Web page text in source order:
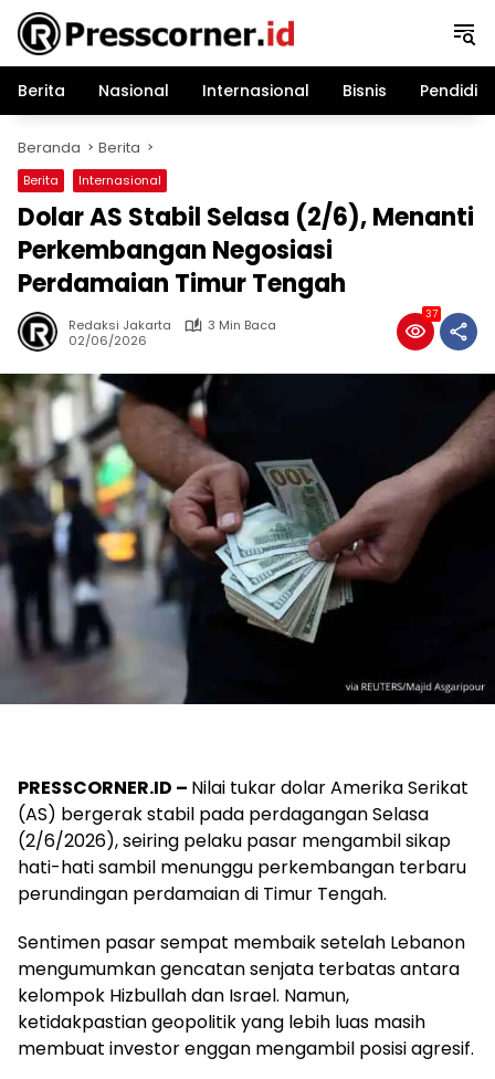
Langsung
konten
Berita
Nasional Internasional Bisnis
Beranda Berita
Berita Internasional
Dolar AS Stabil Selasa (2/6), Menanti
Perkembangan Negosiasi
Perdamaian Timur Tengah
Redaksi Jakarta
3 Min Baca
02/06/2026
37
PRESSCORNER.ID – Nilai tukar dolar Amerika Serikat
(AS) bergerak stabil pada perdagangan Selasa
(2/6/2026), seiring pelaku pasar mengambil sikap
hati-hati sambil menunggu perkembangan terbaru
perundingan perdamaian di Timur Tengah.
Sentimen pasar sempat membaik setelah Lebanon
mengumumkan gencatan senjata terbatas antara
kelompok Hizbullah dan Israel. Namun,
ketidakpastian geopolitik yang lebih luas masih
membuat investor enggan mengambil posisi agresif.